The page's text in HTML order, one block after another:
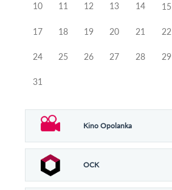
10 11 12 13 14 15
17 18 19 20 21 22
24 25 26 27 28 29
31
Kino Opolanka
OCK